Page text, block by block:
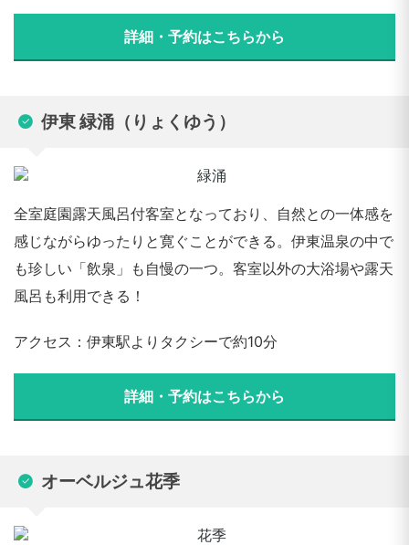
詳細・予約はこちらから
伊東 緑涌（りょくゆう）
全室庭園露天風呂付客室となっており、自然との一体感を
感じながらゆったりと寛ぐことができる。伊東温泉の中で
も珍しい「飲泉」も自慢の一つ。客室以外の大浴場や露天
風呂も利用できる！
アクセス：伊東駅よりタクシーで約10分
詳細・予約はこちらから
オーベルジュ花季